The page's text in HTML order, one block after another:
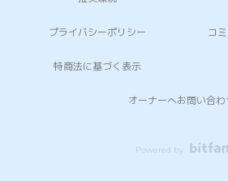
プライバシーポリシー コ
特商法に基づく表示
オーナーへお問い合わ
Powered by